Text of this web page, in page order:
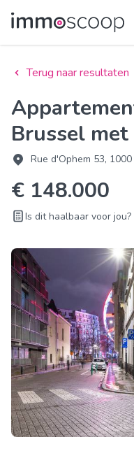
Terug naar resultaten
Appartement te koop in
Brussel
Rue d'Ophem 53,
€ 148.000
Is dit haalbaar voor jou?